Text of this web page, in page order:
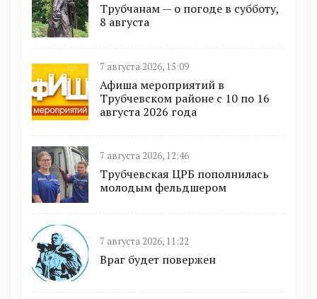
Трубчанам — о погоде в субботу,
8 августа
7 августа 2026, 15:09
Афиша мероприятий в
Трубчевском районе с 10 по 16
августа 2026 года
7 августа 2026, 12:46
Трубчевская ЦРБ пополнилась
молодым фельдшером
7 августа 2026, 11:22
Враг будет повержен